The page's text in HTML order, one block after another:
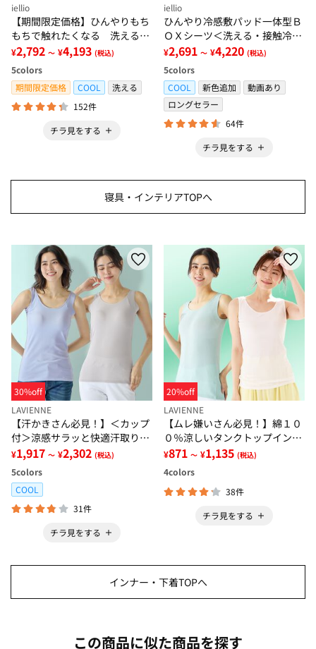
iellio
【期間限定価格】ひんやりもち
もちで触れたくなる 洗えるラ
グ＜低反発・滑りにくい・接触
冷感・防ダニ・カーペット＞
¥2,792 ～ ¥4,193 (税込)
5colors
期間限定価格
COOL
洗える
152件
チラ見をする
iellio
ひんやり冷感敷パッド一体型Ｂ
ＯＸシーツ＜洗える・接触冷
感・抗菌防臭・時短・家事楽・
ボックスシーツ・寝苦しさ対策
＞
¥2,691 ～ ¥4,220 (税込)
5colors
COOL
新色追加
動画あり
ロングセラー
64件
チラ見をする
寝具・インテリアTOPへ
30%off
LAVIENNE
【汗かきさん必見！】＜カップ
付＞涼感サラッと快適汗取りタ
ンクトップインナー＜さらりラ
ボ＞
¥1,917 ～ ¥2,302 (税込)
5colors
COOL
31件
チラ見をする
20%off
LAVIENNE
【ムレ嫌いさん必見！】綿１０
０％涼しいタンクトップインナ
ー＜さらりラボ＞
¥871 ～ ¥1,135 (税込)
4colors
38件
チラ見をする
インナー・下着TOPへ
この商品に似た商品を探す